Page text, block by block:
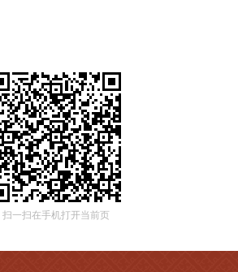
扫一扫在手机打开当前页